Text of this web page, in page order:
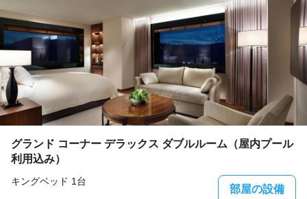
グランド コーナー デラックス ダブルルーム（屋内プール
利用込み）
キングベッド 1台
部屋の設備